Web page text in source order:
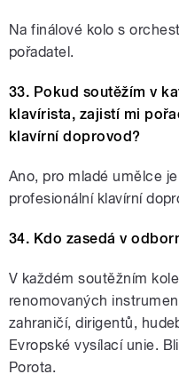
Na finálové kolo s
pořadatel.
33. Pokud soutěžím v
klavírista, zajistí mi
klavírní doprovod?
Ano, pro mladé umělce
profesionální klavírní
34. Kdo zasedá v
V každém soutěžním
renomovaných
zahraničí, dirigentů,
Evropské vysílací unie.
Porota.